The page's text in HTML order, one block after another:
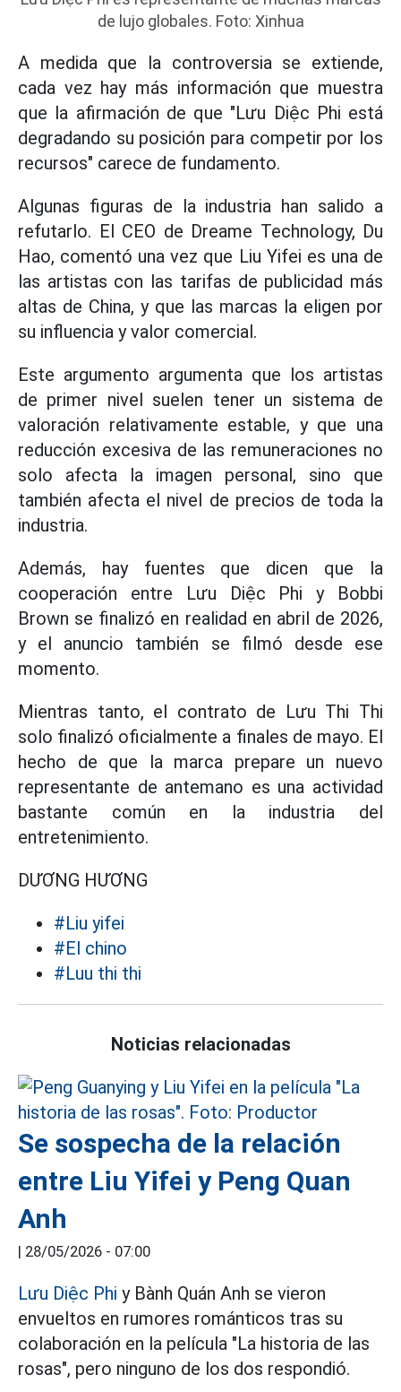
de lujo globales. Foto: Xinhua
A medida que la controversia se extiende,
cada vez hay más información que muestra
que la afirmación de que "Lưu Diệc Phi está
degradando su posición para competir por los
recursos" carece de fundamento.
Algunas figuras de la industria han salido a
refutarlo. El CEO de Dreame Technology, Du
Hao, comentó una vez que Liu Yifei es una de
las artistas con las tarifas de publicidad más
altas de China, y que las marcas la eligen por
su influencia y valor comercial.
Este argumento argumenta que los artistas
de primer nivel suelen tener un sistema de
valoración relativamente estable, y que una
reducción excesiva de las remuneraciones no
solo afecta la imagen personal, sino que
también afecta el nivel de precios de toda la
industria.
Además, hay fuentes que dicen que la
cooperación entre Lưu Diệc Phi y Bobbi
Brown se finalizó en realidad en abril de 2026,
y el anuncio también se filmó desde ese
momento.
Mientras tanto, el contrato de Lưu Thi Thi
solo finalizó oficialmente a finales de mayo. El
hecho de que la marca prepare un nuevo
representante de antemano es una actividad
bastante común en la industria del
entretenimiento.
DƯƠNG HƯƠNG
#Liu yifei
#El chino
#Luu thi thi
Noticias relacionadas
Se sospecha de la relación
entre Liu Yifei y Peng Quan
Anh
| 28/05/2026 - 07:00
Lưu Diệc Phi y Bành Quán Anh se vieron
envueltos en rumores románticos tras su
colaboración en la película "La historia de las
rosas", pero ninguno de los dos respondió.